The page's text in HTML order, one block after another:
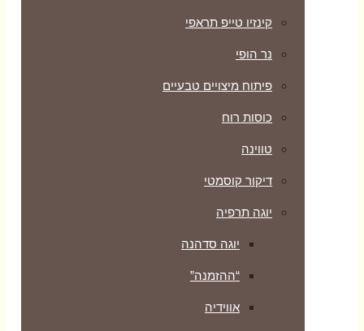
קינזיו טייפ תראפי
נר הופי
פיתוח מיצויים טבעיים
כוסות רוח
טווינה
דיקור קוסמטי
יוגה תרפיה
יוגה סדהנה
“ההזמנה”
אווידיה